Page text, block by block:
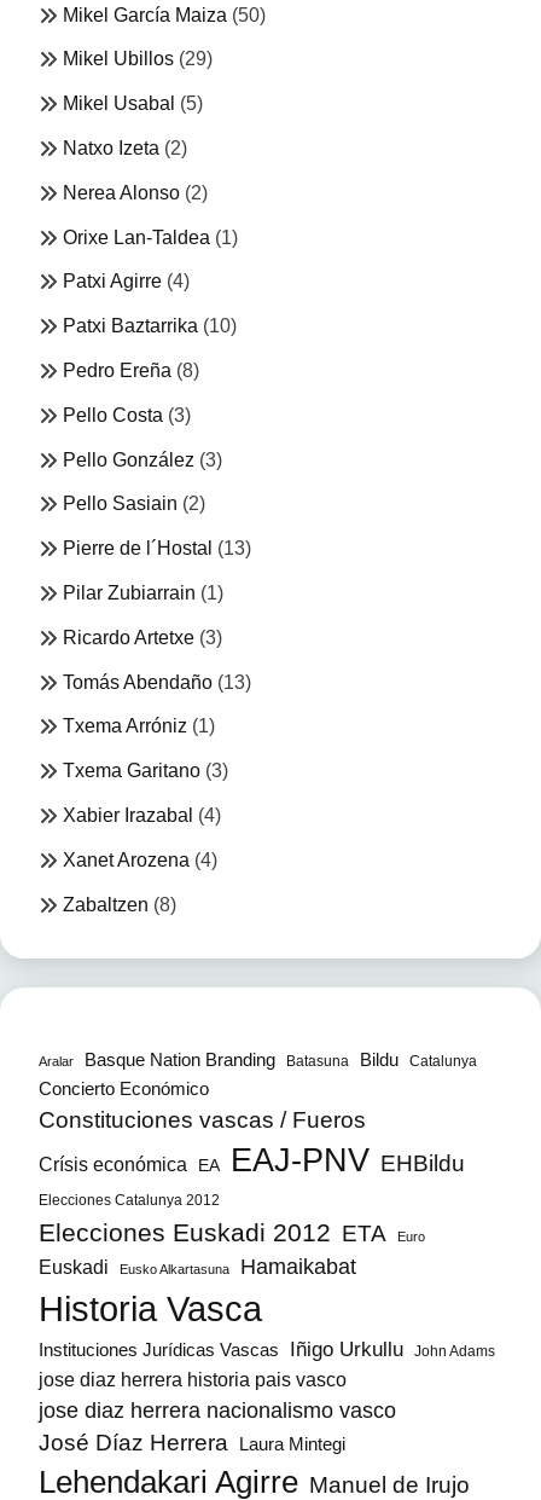
Mikel García Maiza (50)
Mikel Ubillos (29)
Mikel Usabal (5)
Natxo Izeta (2)
Nerea Alonso (2)
Orixe Lan-Taldea (1)
Patxi Agirre (4)
Patxi Baztarrika (10)
Pedro Ereña (8)
Pello Costa (3)
Pello González (3)
Pello Sasiain (2)
Pierre de l´Hostal (13)
Pilar Zubiarrain (1)
Ricardo Artetxe (3)
Tomás Abendaño (13)
Txema Arróniz (1)
Txema Garitano (3)
Xabier Irazabal (4)
Xanet Arozena (4)
Zabaltzen (8)
Aralar Basque Nation Branding Batasuna Bildu Catalunya
Concierto Económico
Constituciones vascas / Fueros
Crísis económica EA EAJ-PNV EHBildu
Elecciones Catalunya 2012
Elecciones Euskadi 2012 ETA Euro
Euskadi Eusko Alkartasuna Hamaikabat
Historia Vasca
Instituciones Jurídicas Vascas Iñigo Urkullu John Adams
jose diaz herrera historia pais vasco
jose diaz herrera nacionalismo vasco
José Díaz Herrera Laura Mintegi
Lehendakari Agirre Manuel de Irujo